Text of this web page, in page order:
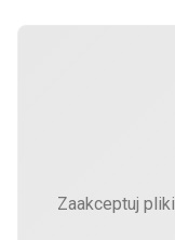
Zaakceptuj